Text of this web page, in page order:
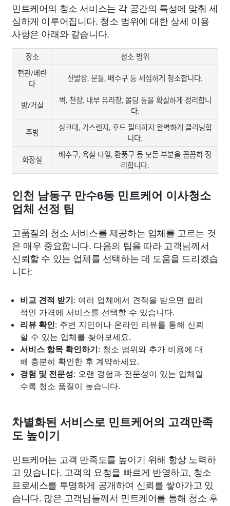
민트케어의 청소 서비스는 각 공간의 특성에 맞춰 세
심하게 이루어집니다. 청소 범위에 대한 상세 이용
사항은 아래와 같습니다.
장소
청소 범위
현관/베란
다
신발장, 문틀, 배수구 등 세심하게 청소합니다.
방/거실
벽, 천장, 내부 유리창, 몰딩 등을 확실하게 정리합니
다.
주방
싱크대, 가스렌지, 후드 필터까지 완벽하게 클리닝합
니다.
화장실
배수구, 욕실 타일, 환풍구 등 모든 부분을 꼼꼼히 정
리합니다.
인천 남동구 만수6동 민트케어 이사청소
업체 선정 팁
고품질의 청소 서비스를 제공하는 업체를 고르는 것
은 매우 중요합니다. 다음의 팁을 따라 고객님께서
신뢰할 수 있는 업체를 선택하는 데 도움을 드리겠습
니다:
비교 견적 받기: 여러 업체에서 견적을 받으면 합리
적인 가격에 서비스를 선택할 수 있습니다.
리뷰 확인: 주변 지인이나 온라인 리뷰를 통해 신뢰
할 수 있는 업체를 찾아보세요.
서비스 항목 확인하기: 청소 범위와 추가 비용에 대
해 충분히 확인한 후 계약하세요.
경험 및 전문성: 오랜 경험과 전문성이 있는 업체일
수록 청소 품질이 높습니다.
차별화된 서비스로 민트케어의 고객만족
도 높이기
민트케어는 고객 만족도를 높이기 위해 항상 노력하
고 있습니다. 고객의 요청을 빠르게 반영하고, 청소
프로세스를 투명하게 공개하여 신뢰를 쌓아가고 있
습니다. 많은 고객님들께서 민트케어를 통해 청소 후